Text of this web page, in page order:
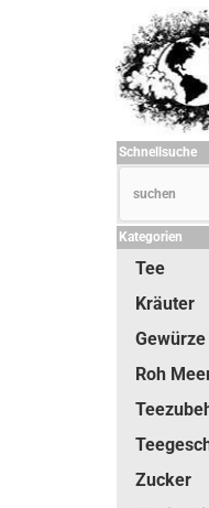
Schnellsuche
Kategorien
Tee
Kräuter
Gewürze
Roh
Zucker